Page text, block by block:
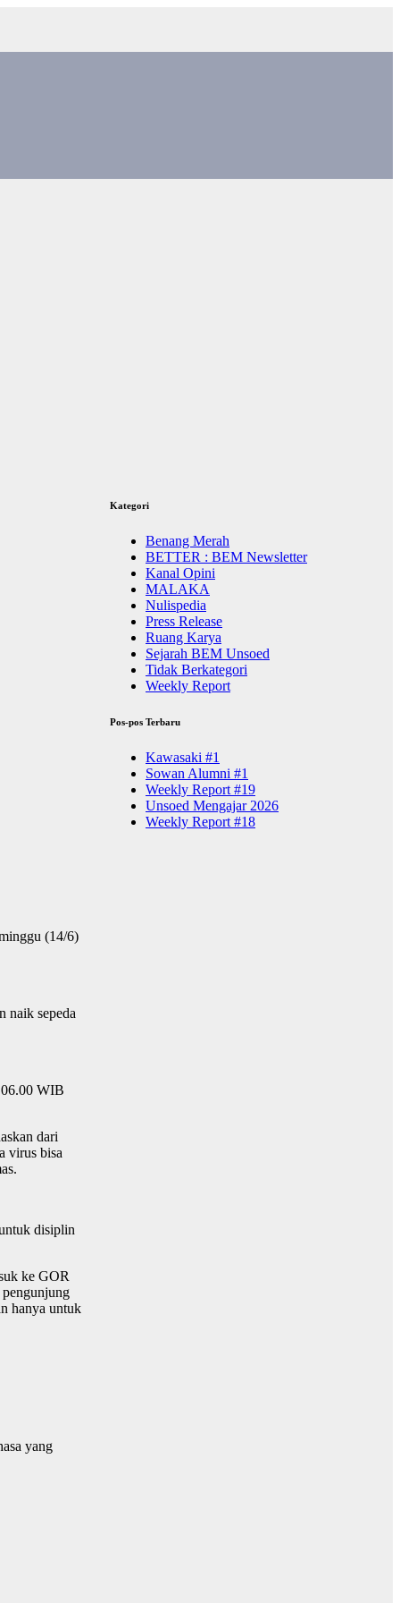
(14/6)
naik sepeda
WIB
dari
virus bisa
disiplin
ke GOR
hanya untuk
yang
Kategori
Benang Merah
BETTER : BEM Newsletter
Kanal Opini
MALAKA
Nulispedia
Press Release
Ruang Karya
Sejarah BEM Unsoed
Tidak Berkategori
Weekly Report
Pos-pos Terbaru
Kawasaki #1
Sowan Alumni #1
Weekly Report #19
Unsoed Mengajar 2026
Weekly Report #18